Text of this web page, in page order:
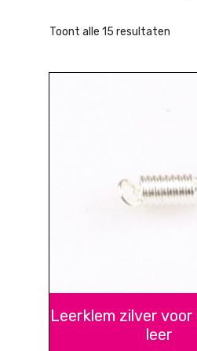
Toont alle 15 resultaten
Leerklem zilver voor
leer